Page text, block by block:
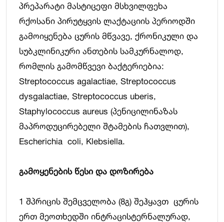
პრეპარატი მასტიცეფი მსხვილფეხა
რქოსანი პირუტყვის ლაქტაციის პერიოდში
გამოიყენება ცურის მწვავე, ქრონიკული და
სუბკლინიკური ანთების სამკურნალოდ,
რომლის გამომწვევი ბაქტერიებია:
Streptococcus agalactiae, Streptococcus
dysgalactiae, Streptococcus uberis,
Staphylococcus aureus (პენიცილინაზას
მაპროდუცირებელი შტამების ჩათვლით),
Escherichia coli, Klebsiella.
გამოყენების წესი და დოზირება
1 შპრიცის შემცველობა (8გ) შეჰყავთ ცურის
ერთ მეოთხედში ინტრაცისტერნალურად,